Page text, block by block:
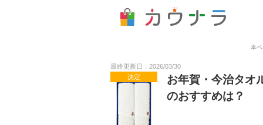
本
最終更新日：2026/03/30
決定
お年賀・今治タオ
のおすすめは？